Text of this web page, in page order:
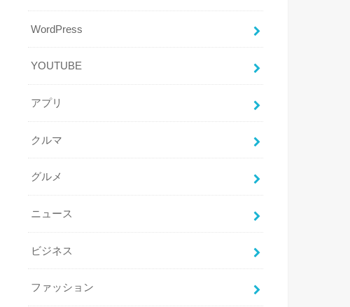
WordPress
YOUTUBE
アプリ
クルマ
グルメ
ニュース
ビジネス
ファッション